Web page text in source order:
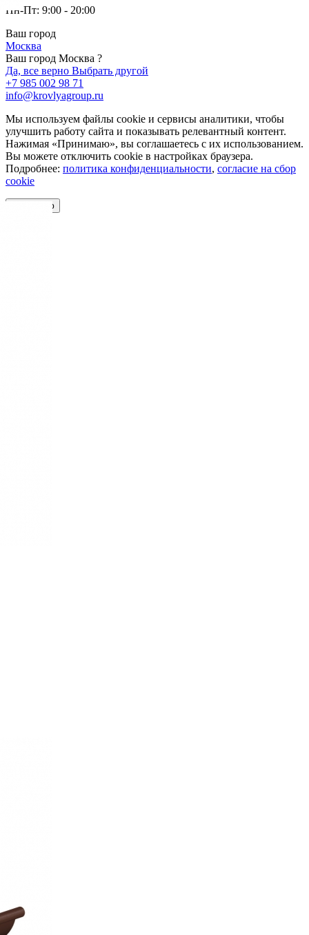
Пн-Пт: 9:00 - 20:00
Ваш город
Москва
Ваш город Москва ?
Да, все верно Выбрать другой
+7 985 002 98 71
info@krovlyagroup.ru
Мы используем файлы cookie и сервисы аналитики, чтобы
улучшить работу сайта и показывать релевантный контент.
Нажимая «Принимаю», вы соглашаетесь с их использованием.
Вы можете отключить cookie в настройках браузера.
Подробнее: политика конфиденциальности, согласие на сбор
cookie
Принимаю